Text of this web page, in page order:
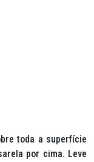
toda a superfície
por cima. Leve